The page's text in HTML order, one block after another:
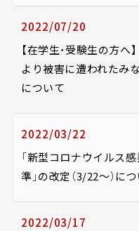
2022/07/20
【在学生・受験生の方
より被害に遭われたみ
について
2022/03/22
「新型コロナウイルス
準」の改定（3/22～）に
2022/03/17